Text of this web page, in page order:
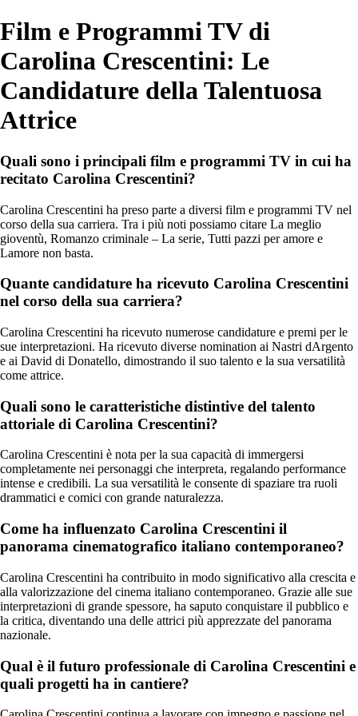
Film e Programmi TV di
Carolina Crescentini: Le
Candidature della Talentuosa
Attrice
Quali sono i principali film e programmi TV in cui ha
recitato Carolina Crescentini?
Carolina Crescentini ha preso parte a diversi film e programmi TV nel
corso della sua carriera. Tra i più noti possiamo citare La meglio
gioventù, Romanzo criminale – La serie, Tutti pazzi per amore e
Lamore non basta.
Quante candidature ha ricevuto Carolina Crescentini
nel corso della sua carriera?
Carolina Crescentini ha ricevuto numerose candidature e premi per le
sue interpretazioni. Ha ricevuto diverse nomination ai Nastri dArgento
e ai David di Donatello, dimostrando il suo talento e la sua versatilità
come attrice.
Quali sono le caratteristiche distintive del talento
attoriale di Carolina Crescentini?
Carolina Crescentini è nota per la sua capacità di immergersi
completamente nei personaggi che interpreta, regalando performance
intense e credibili. La sua versatilità le consente di spaziare tra ruoli
drammatici e comici con grande naturalezza.
Come ha influenzato Carolina Crescentini il
panorama cinematografico italiano contemporaneo?
Carolina Crescentini ha contribuito in modo significativo alla crescita e
alla valorizzazione del cinema italiano contemporaneo. Grazie alle sue
interpretazioni di grande spessore, ha saputo conquistare il pubblico e
la critica, diventando una delle attrici più apprezzate del panorama
nazionale.
Qual è il futuro professionale di Carolina Crescentini e
quali progetti ha in cantiere?